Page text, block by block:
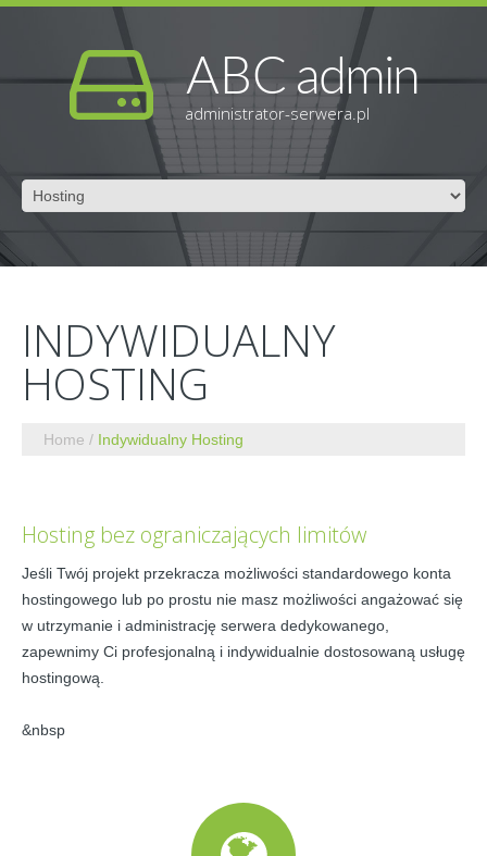
administrator-serwera.pl
INDYWIDUALNY
HOSTING
Home Indywidualny Hosting
Hosting bez ograniczających limitów
Jeśli Twój projekt przekracza możliwości standardowego konta
hostingowego lub po prostu nie masz możliwości angażować się
w utrzymanie i administrację serwera dedykowanego,
zapewnimy Ci profesjonalną i indywidualnie dostosowaną usługę
hostingową.
&nbsp